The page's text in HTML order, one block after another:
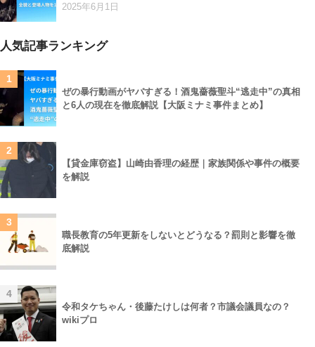
2025年6月1日
人気記事ランキング
1
ぜの暴行動画がヤバすぎる！酒鬼薔薇聖斗“逃走中”の真相
と6人の現在を徹底解説【大阪ミナミ事件まとめ】
2
【貸金庫窃盗】山崎由香理の経歴｜家族関係や事件の概要
を解説
3
職長教育の5年更新をしないとどうなる？罰則と影響を徹
底解説
4
令和タケちゃん・後藤たけしは何者？市議会議員なの？
wikiプロ